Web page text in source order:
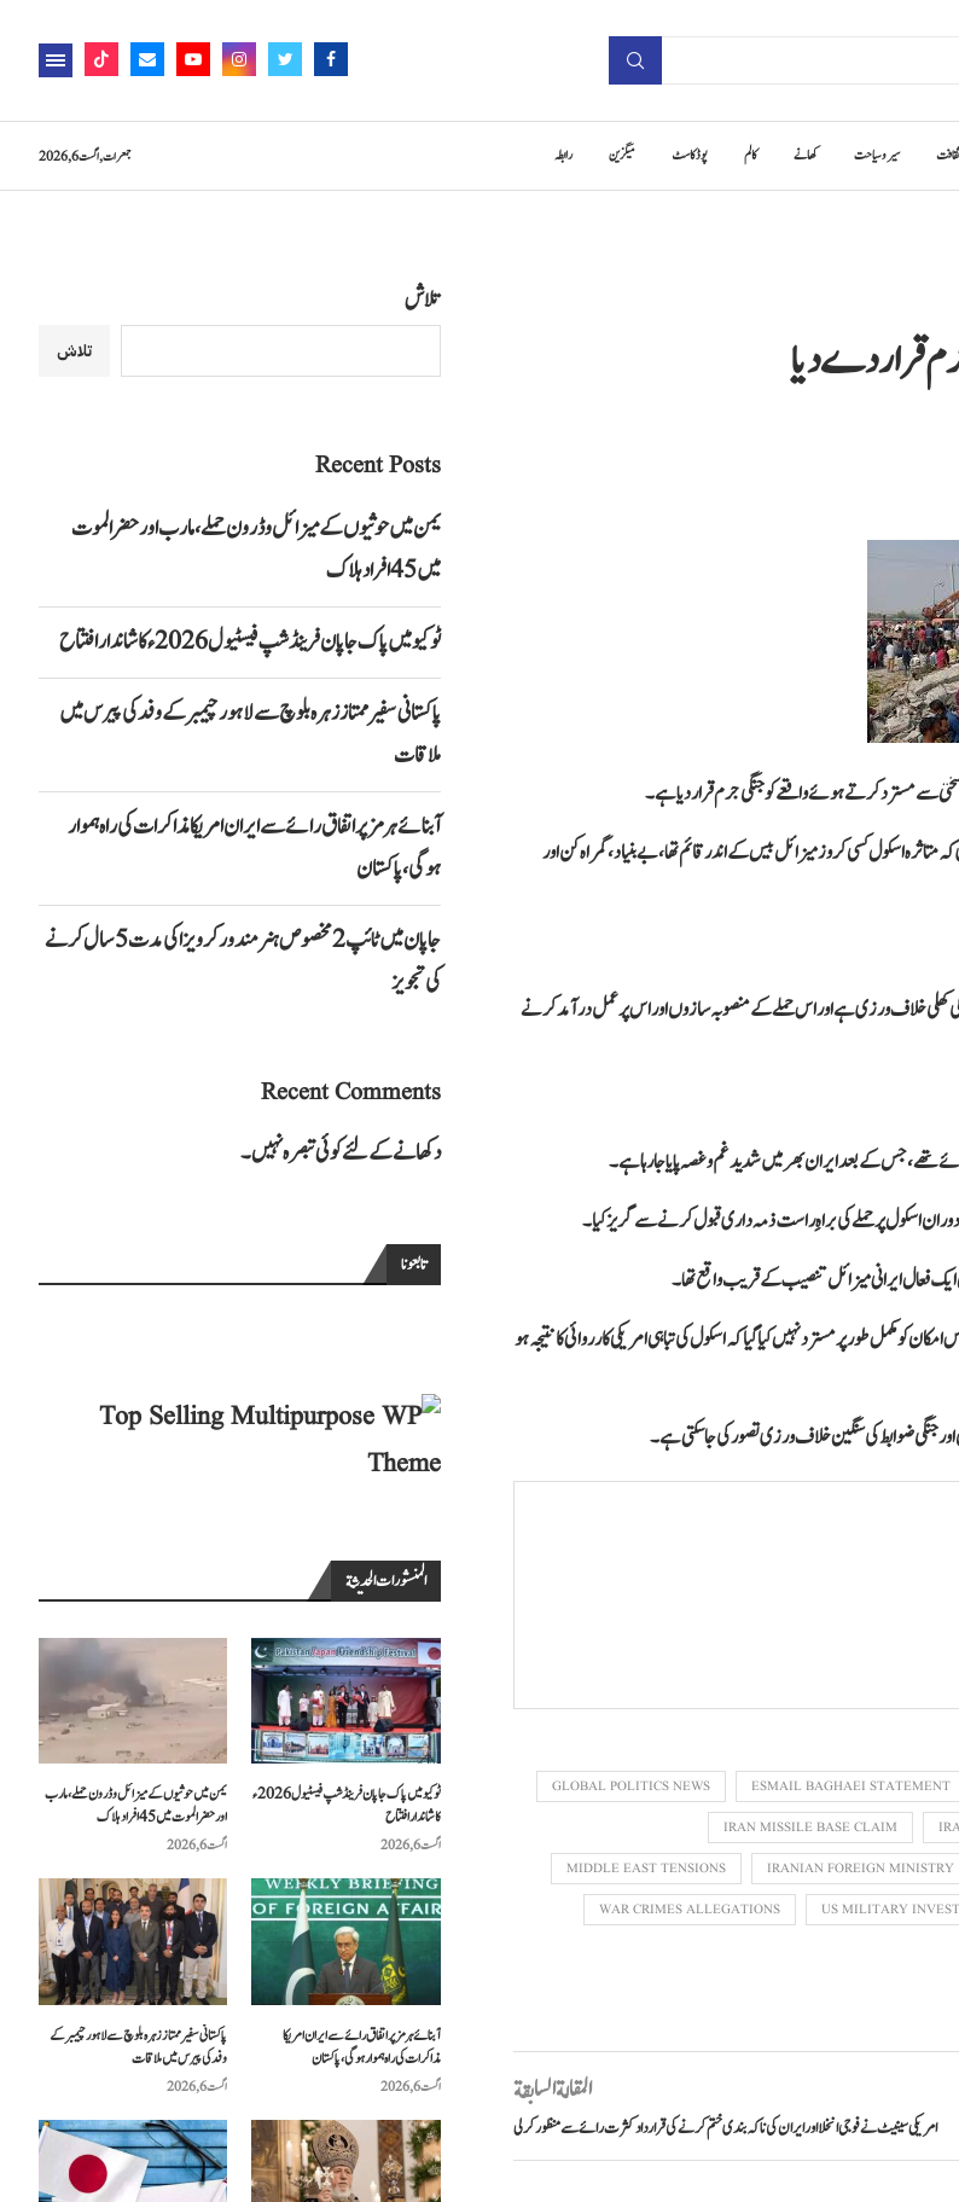
ثقافت سیر و سیاحت کھانے کالم پوڈ کاسٹ میگزین رابطہ جمعرات, اگست 6, 2026
قرار دے دیا
سے مسترد کرتے ہوئے واقعے کو جنگی جرم قرار دیا ہے۔
اسکول کسی کروز میزائل بیس کے اندر قائم تھا، بے بنیاد، گمراہ کن اور
کی کھلی خلاف ورزی ہے اور اس حملے کے منصوبہ سازوں اور اس پر عمل درآمد کرنے
اسکول پر حملے کی براہِ راست ذمہ داری قبول کرنے سے گریز کیا۔
ایک فعال ایرانی میزائل تنصیب کے قریب واقع تھا۔
مکمل طور پر مسترد نہیں کیا گیا کہ اسکول کی تباہی امریکی کارروائی کا نتیجہ ہو
اور جنگی ضوابط کی سنگین خلاف ورزی تصور کی جا سکتی ہے۔
ESMAIL BAGHAEI STATEMENT
GLOBAL POLITICS NEWS
IRAN MISSILE BASE CLAIM
IRANIAN FOREIGN MINISTRY
MIDDLE EAST TENSIONS
US MILITARY
WAR CRIMES ALLEGATIONS
المقالة السابقة
امریکی سینیٹ نے فوجی انخلا اور ایران کی ناکہ بندی ختم کرنے کی قرارداد کثرت رائے سے منظور کرلی
تلاش
تلاش
Recent Posts
یمن میں حوثیوں کے میزائل و ڈرون حملے، مارب اور حضرالموت
میں 45 افراد ہلاک
ٹوکیو میں پاک جاپان فرینڈشپ فیسٹیول 2026ء کا شاندار افتتاح
پاکستانی سفیر ممتاز زہرہ بلوچ سے لاہور چیمبر کے وفد کی پیرس میں
ملاقات
آبنائے ہرمز پر اتفاق رائے سے ایران امریکا مذاکرات کی راہ ہموار
ہوگی، پاکستان
جاپان میں ٹائپ 2 مخصوص ہنر مند ورکر ویزا کی مدت 5 سال کرنے
کی تجویز
Recent Comments
دکھانے کے لئے کوئی تبصرہ نہیں۔
تابعونا
المنشورات الحديثة
یمن میں حوثیوں کے میزائل و ڈرون حملے، مارب
اور حضرالموت میں 45 افراد ہلاک
اگست 6, 2026
ٹوکیو میں پاک جاپان فرینڈشپ فیسٹیول 2026ء
کا شاندار افتتاح
اگست 6, 2026
پاکستانی سفیر ممتاز زہرہ بلوچ سے لاہور چیمبر کے
وفد کی پیرس میں ملاقات
اگست 6, 2026
آبنائے ہرمز پر اتفاق رائے سے ایران امریکا
مذاکرات کی راہ ہموار ہوگی، پاکستان
اگست 6, 2026